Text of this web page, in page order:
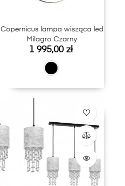
Copernicus lampa wisząca led
Milagro Czarny
Cena
1 995,00 zł